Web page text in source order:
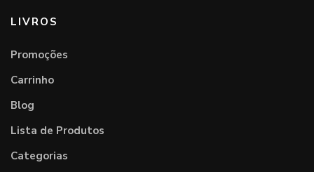
LIVROS
Promoções
Carrinho
Blog
Lista de Produtos
Categorias